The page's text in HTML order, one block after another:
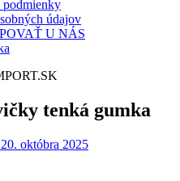
podmienky
údajov
U NÁS
tenká gumka
20. októbra 2025